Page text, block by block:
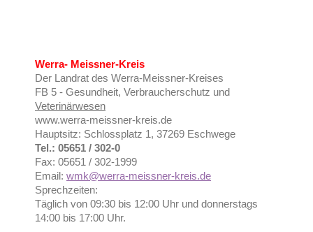
Werra- Meissner-Kreis
Der Landrat des Werra-Meissner-Kreises
FB 5 - Gesundheit, Verbraucherschutz und
Veterinärwesen
www.werra-meissner-kreis.de
Hauptsitz: Schlossplatz 1, 37269 Eschwege
Tel.: 05651 / 302-0
Fax: 05651 / 302-1999
Email: wmk@werra-meissner-kreis.de
Sprechzeiten:
Täglich von 09:30 bis 12:00 Uhr und donnerstags
14:00 bis 17:00 Uhr.